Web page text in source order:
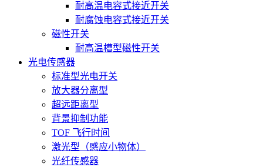
耐高温电容式接近开关
耐腐蚀电容式接近开关
磁性开关
耐高温槽型磁性开关
光电传感器
标准型光电开关
放大器分离型
超远距离型
背景抑制功能
TOF 飞行时间
激光型（感应小物体）
光纤传感器